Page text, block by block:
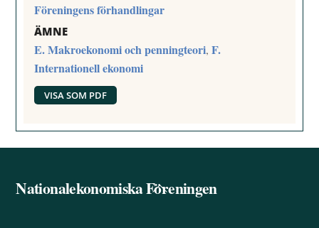
Föreningens förhandlingar
ÄMNE
E. Makroekonomi och penningteori,F.
Internationell ekonomi
VISA SOM PDF
Back
Nationalekonomiska Föreningen